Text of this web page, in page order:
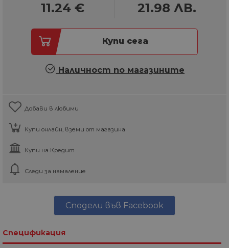
11.24 € 21.98 ЛВ.
Купи сега
Наличност по магазините
Добави в любими
Купи онлайн, вземи от магазина
Купи на Кредит
Следи за намаление
Сподели във Facebook
Спецификация